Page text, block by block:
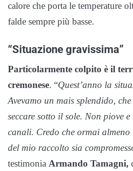
calore che porta le temperature
falde sempre più basse.
“Situazione gravissima”
Particolarmente colpito è il
cremonese. “Quest’anno la
Avevamo un mais splendido,
seccare sotto il sole. Non piove
canali. Credo che ormai almeno
del mio raccolto sia
testimonia Armando Tamagni,